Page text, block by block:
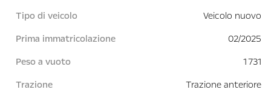
Tipo di veicolo
Veicolo nuovo
Prima immatricolazione
02/2025
Peso a vuoto
1 731
Trazione
Trazione anteriore